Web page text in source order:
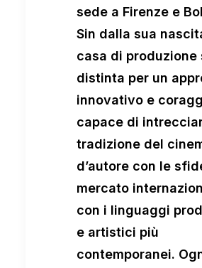
sede a Firenze e
Sin dalla sua
casa di produzione
distinta per un
innovativo e
capace di
tradizione del
d’autore con le
mercato
con i linguaggi
e artistici più
contemporanei.